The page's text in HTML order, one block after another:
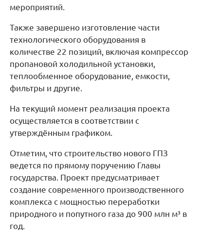
мероприятий.
Также завершено изготовление части
технологического оборудования в
количестве 22 позиций, включая компрессор
пропановой холодильной установки,
теплообменное оборудование, емкости,
фильтры и другие.
На текущий момент реализация проекта
осуществляется в соответствии с
утверждённым графиком.
Отметим, что строительство нового ГПЗ
ведется по прямому поручению Главы
государства. Проект предусматривает
создание современного производственного
комплекса с мощностью переработки
природного и попутного газа до 900 млн м³ в
год.